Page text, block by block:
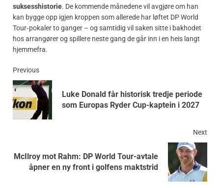
suksesshistorie. De kommende månedene vil avgjøre om han
kan bygge opp igjen kroppen som allerede har løftet DP World
Tour‑pokaler to ganger – og samtidig vil saken sitte i bakhodet
hos arrangører og spillere neste gang de går inn i en heis langt
hjemmefra.
Previous
Luke Donald får historisk tredje periode
som Europas Ryder Cup-kaptein i 2027
Next
McIlroy mot Rahm: DP World Tour-avtale
åpner en ny front i golfens maktstrid